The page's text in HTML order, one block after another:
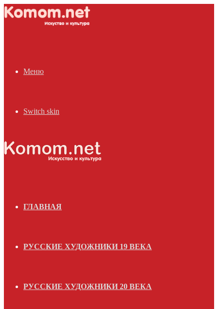
Меню
Switch skin
ГЛАВНАЯ
РУССКИЕ ХУДОЖНИКИ 19 ВЕКА
РУССКИЕ ХУДОЖНИКИ 20 ВЕКА